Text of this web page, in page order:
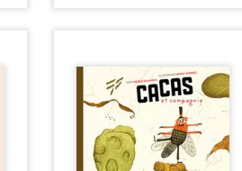
Crotte alors !